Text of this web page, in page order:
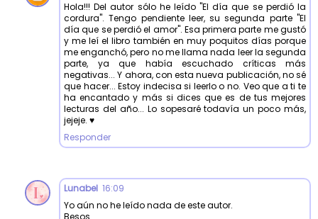
Hola!!! Del autor sólo he leído "El día que se perdió la
cordura". Tengo pendiente leer, su segunda parte "El
día que se perdió el amor". Esa primera parte me gustó
y me leí el libro también en muy poquitos días porque
me enganchó, pero no me llama nada leer la segunda
parte, ya que había escuchado críticas más
negativas... Y ahora, con esta nueva publicación, no sé
que hacer... Estoy indecisa si leerlo o no. Veo que a ti te
ha encantado y más si dices que es de tus mejores
lecturas del año... Lo sopesaré todavía un poco más,
jejeje. ♥
Responder
Lunabel 16:09
Yo aún no he leído nada de este autor.